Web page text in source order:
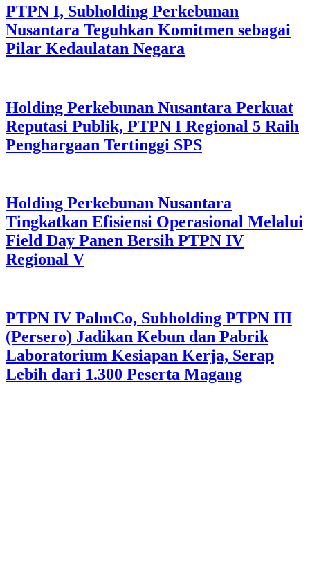
PTPN I, Subholding Perkebunan
Nusantara Teguhkan Komitmen sebagai
Pilar Kedaulatan Negara
Holding Perkebunan Nusantara Perkuat
Reputasi Publik, PTPN I Regional 5 Raih
Penghargaan Tertinggi SPS
Holding Perkebunan Nusantara
Tingkatkan Efisiensi Operasional Melalui
Field Day Panen Bersih PTPN IV
Regional V
PTPN IV PalmCo, Subholding PTPN III
(Persero) Jadikan Kebun dan Pabrik
Laboratorium Kesiapan Kerja, Serap
Lebih dari 1.300 Peserta Magang